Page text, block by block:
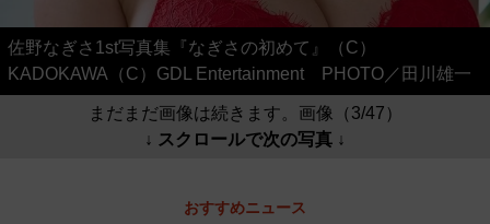
佐野なぎさ1st写真集『なぎさの初めて』（C）
KADOKAWA（C）GDL Entertainment PHOTO／田川雄一
まだまだ画像は続きます。画像（3/47）
↓ スクロールで次の写真 ↓
おすすめニュース